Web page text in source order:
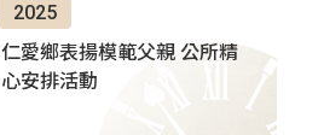
2025
仁愛鄉表揚模範父親 公所精
心安排活動